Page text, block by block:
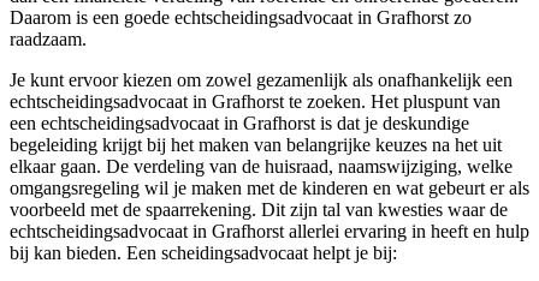
Daarom is een goede echtscheidingsadvocaat in Grafhorst zo
raadzaam.
Je kunt ervoor kiezen om zowel gezamenlijk als onafhankelijk een
echtscheidingsadvocaat in Grafhorst te zoeken. Het pluspunt van
een echtscheidingsadvocaat in Grafhorst is dat je deskundige
begeleiding krijgt bij het maken van belangrijke keuzes na het uit
elkaar gaan. De verdeling van de huisraad, naamswijziging, welke
omgangsregeling wil je maken met de kinderen en wat gebeurt er als
voorbeeld met de spaarrekening. Dit zijn tal van kwesties waar de
echtscheidingsadvocaat in Grafhorst allerlei ervaring in heeft en hulp
bij kan bieden. Een scheidingsadvocaat helpt je bij: